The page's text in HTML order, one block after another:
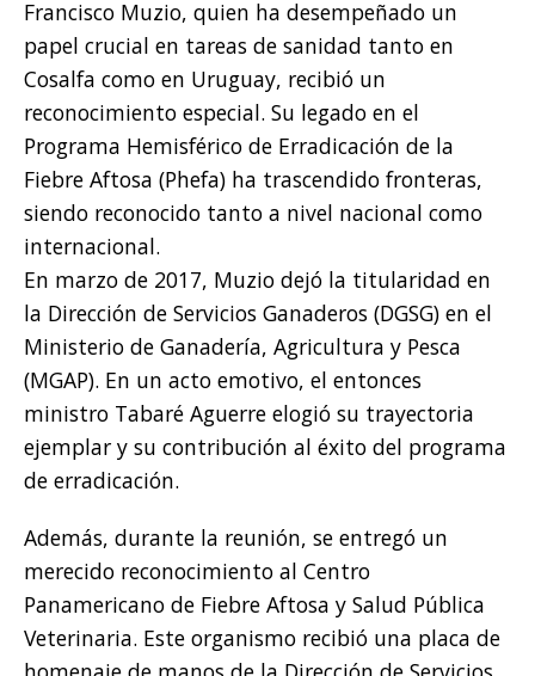
Francisco Muzio, quien ha desempeñado un
papel crucial en tareas de sanidad tanto en
Cosalfa como en Uruguay, recibió un
reconocimiento especial. Su legado en el
Programa Hemisférico de Erradicación de la
Fiebre Aftosa (Phefa) ha trascendido fronteras,
siendo reconocido tanto a nivel nacional como
internacional.
En marzo de 2017, Muzio dejó la titularidad en
la Dirección de Servicios Ganaderos (DGSG) en el
Ministerio de Ganadería, Agricultura y Pesca
(MGAP). En un acto emotivo, el entonces
ministro Tabaré Aguerre elogió su trayectoria
ejemplar y su contribución al éxito del programa
de erradicación.
Además, durante la reunión, se entregó un
merecido reconocimiento al Centro
Panamericano de Fiebre Aftosa y Salud Pública
Veterinaria. Este organismo recibió una placa de